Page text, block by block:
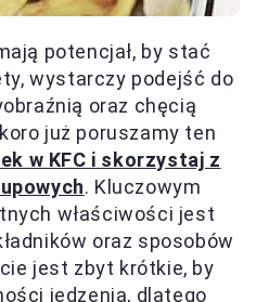
potencjał, by stać
wystarczy podejść do
oraz chęcią
już poruszamy ten
w KFC i skorzystaj z
. Kluczowym
właściwości jest
oraz sposobów
jest zbyt krótkie, by
jedzenia, dlatego